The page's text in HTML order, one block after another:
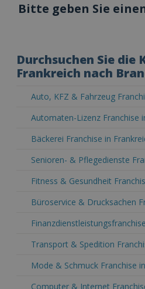
Bitte geben Sie
Durchsuchen Sie die
Frankreich nach
Auto, KFZ & Fahrzeug
Automaten-Lizenz Franchise
Bäckerei Franchise in
Senioren- & Pflegedienste
Fitness & Gesundheit
Büroservice & Drucksachen
Transport & Spedition
Mode & Schmuck Franchise
Computer & Internet